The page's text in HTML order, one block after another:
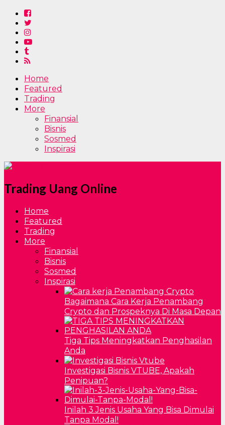
Home
Featured
Trading
More
Finansial
Bisnis
Sosmed
Inspirasi
Trading Uang Online
Home
Featured
Trading
More
Finansial
Bisnis
Sosmed
Inspirasi
Bagaimana Cara Kerja Penambang
Crypto dan Prospeknya Di Masa Depan
Tiga Tips Meningkatkan Penghasilan
Anda
Investigasi Bisnis VTUBE, Apakah
Penipuan?
Inilah 3 Jenis Usaha Yang Bisa Dimulai
Tanpa Modal!